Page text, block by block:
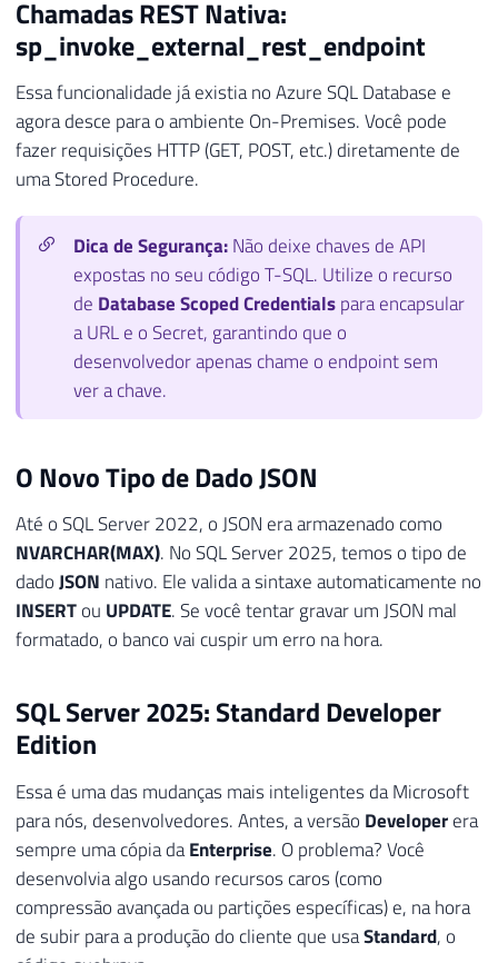
Chamadas REST Nativa:
sp_invoke_external_rest_endpoint
Essa funcionalidade já existia no Azure SQL Database e
agora desce para o ambiente On-Premises. Você pode
fazer requisições HTTP (GET, POST, etc.) diretamente de
uma Stored Procedure.
Dica de Segurança:Não deixe chaves de API
expostas no seu código T-SQL. Utilize o recurso
de Database Scoped Credentialspara encapsular
a URL e o Secret, garantindo que o
desenvolvedor apenas chame o endpoint sem
ver a chave.
O Novo Tipo de Dado JSON
Até o SQL Server 2022, o JSON era armazenado como
NVARCHAR(MAX). No SQL Server 2025, temos o tipo de
dadoJSON nativo. Ele valida a sintaxe automaticamente no
INSERTou UPDATE. Se você tentar gravar um JSON mal
formatado, o banco vai cuspir um erro na hora.
SQL Server 2025: Standard Developer
Edition
Essa é uma das mudanças mais inteligentes da Microsoft
para nós, desenvolvedores. Antes, a versão Developerera
sempre uma cópia daEnterprise. O problema? Você
desenvolvia algo usando recursos caros (como
compressão avançada ou partições específicas) e, na hora
de subir para a produção do cliente que usaStandard, o